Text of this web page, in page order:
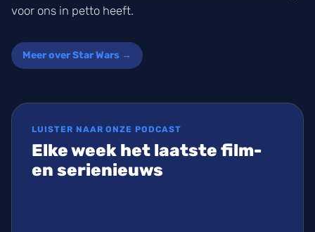
voor ons in petto heeft.
Meer over Star Wars →
LUISTER NAAR ONZE PODCAST
Elke week het laatste film-
en serienieuws